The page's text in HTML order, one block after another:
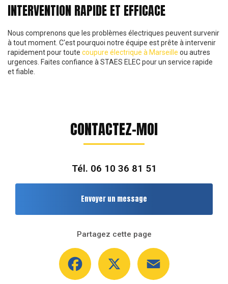
INTERVENTION RAPIDE ET EFFICACE
Nous comprenons que les problèmes électriques peuvent survenir
à tout moment. C'est pourquoi notre équipe est prête à intervenir
rapidement pour toute coupure électrique à Marseille ou autres
urgences. Faites confiance à STAES ELEC pour un service rapide
et fiable.
CONTACTEZ-MOI
Tél. 06 10 36 81 51
Envoyer un message
Partagez cette page
Facebook